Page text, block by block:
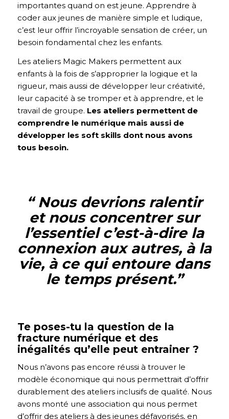
importantes quand on est jeune. Apprendre à
coder aux jeunes de manière simple et ludique,
c’est leur offrir l’incroyable sensation de créer, un
besoin fondamental chez les enfants.
Les ateliers Magic Makers permettent aux
enfants à la fois de s’approprier la logique et la
rigueur, mais aussi de développer leur créativité,
leur capacité à se tromper et à apprendre, et le
travail de groupe. Les ateliers permettent de
comprendre le numérique mais aussi de
développer les soft skills dont nous avons
tous besoin.
“ Nous devrions ralentir
et nous concentrer sur
l’essentiel c’est-à-dire la
connexion aux autres, à la
vie, à ce qui entoure dans
le temps présent.”
Te poses-tu la question de la
fracture numérique et des
inégalités qu’elle peut entrainer ?
Nous n’avons pas encore réussi à trouver le
modèle économique qui nous permettrait d’offrir
durablement des ateliers inclusifs de qualité. Nous
avons monté une association qui nous permet
d’offrir des ateliers à des jeunes défavorisés, en